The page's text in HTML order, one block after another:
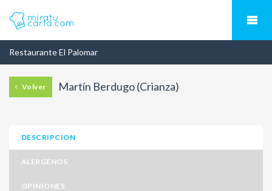
Restaurante El Palomar
Volver Martín Berdugo (Crianza)
DESCRIPCION
ALERGENOS
OPINIONES